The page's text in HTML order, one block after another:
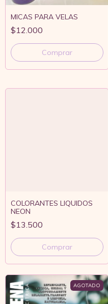
MICAS PARA VELAS
$12.000
Comprar
COLORANTES LIQUIDOS
NEON
$13.500
Comprar
AGOTADO